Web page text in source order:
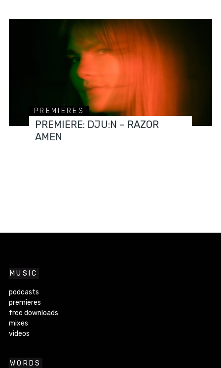
PREMIERES
PREMIERE: DJU:N – RAZOR
AMEN
MUSIC
podcasts
premieres
free downloads
mixes
videos
WORDS